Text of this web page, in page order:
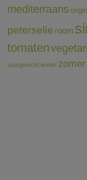
mediterraans
peterselie room
tomaten
voorgerecht wortel zomer